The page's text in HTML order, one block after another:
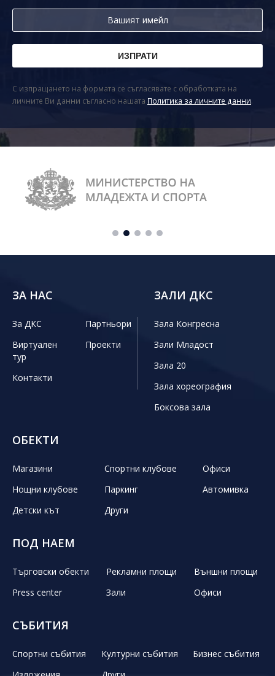
С изпращането на формата се съгласявате с обработката на
личните Ви данни съгласно нашата Политика за личните данни.
ЗА НАС
За ДКС
Партньори
Виртуален
тур
Проекти
Контакти
ЗАЛИ ДКС
Зала Конгресна
Зали Младост
Зала 20
Зала хореография
Боксова зала
ОБЕКТИ
Магазини Спортни клубове
Офиси
Нощни клубове
Паркинг
Автомивка
Детски кът
Други
ПОД НАЕМ
Търговски обекти Рекламни площи
Външни площи
Press center
Зали Офиси
СЪБИТИЯ
Спортни събития Културни събития
Бизнес събития